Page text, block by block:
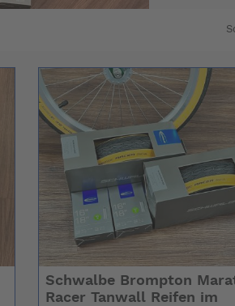
Schwalbe Brompton
Racer Tanwall Reifen im